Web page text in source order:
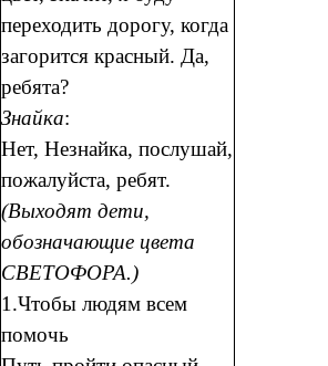
переходить дорогу, когда
загорится красный. Да,
ребята?
Знайка:
Нет, Незнайка, послушай,
пожалуйста, ребят.
(Выходят дети,
обозначающие цвета
СВЕТОФОРА.)
1.Чтобы людям всем
помочь